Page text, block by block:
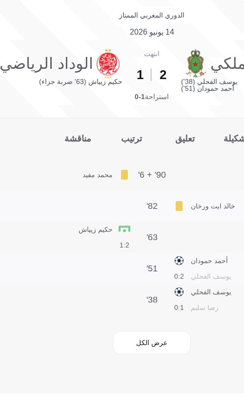
الدوري المغربي الممتاز
14 يونيو 2026
يوسف الفحلي (38')
أحمد حمودان (51')
انتهت
2
1
الوداد الرياضي
حكيم زيياش (63' ضربة جزاء)
استراحة1-0
تعليق ترتيب مناقشة
محمد مفيد 90' + 6'
خالد ايت ورخان 82'
2:1
حكيم زيياش
63'
2:0
أحمد حمودان
يوسف الفحلي
51'
1:0
يوسف الفحلي
رضا سليم
38'
عرض الكل